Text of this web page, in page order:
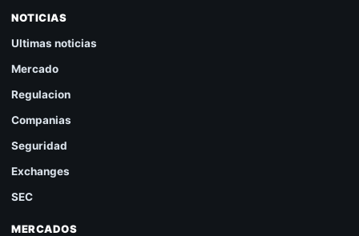
NOTICIAS
Ultimas noticias
Mercado
Regulacion
Companias
Seguridad
Exchanges
SEC
MERCADOS